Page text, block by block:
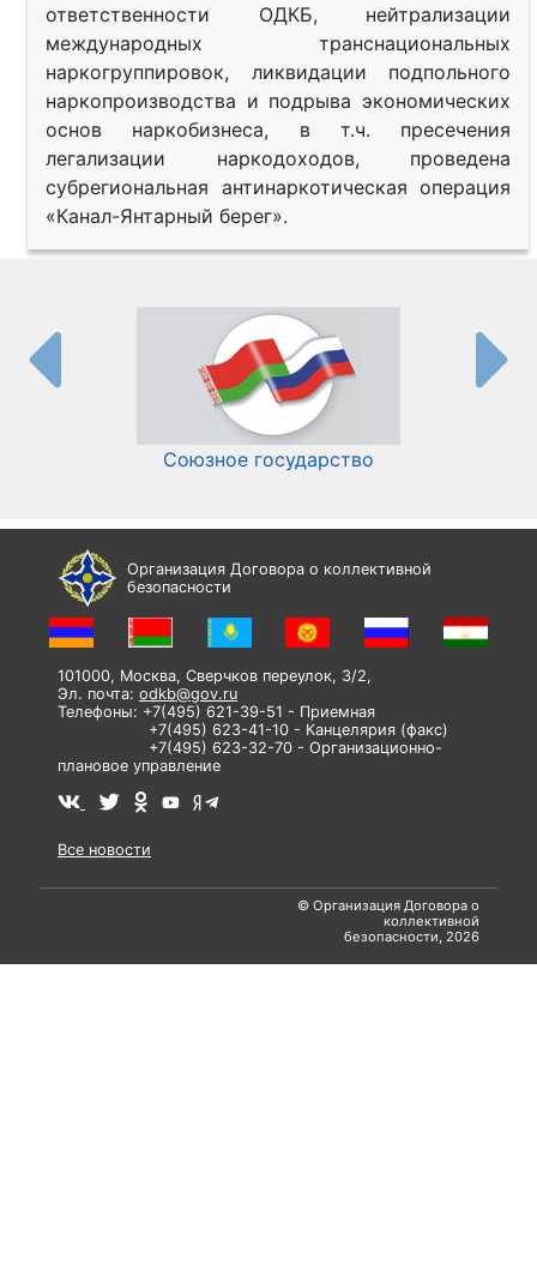
ответственности ОДКБ, нейтрализации
международных транснациональных
наркогруппировок, ликвидации подпольного
наркопроизводства и подрыва экономических
основ наркобизнеса, в т.ч. пресечения
легализации наркодоходов, проведена
субрегиональная антинаркотическая операция
«Канал-Янтарный берег».
Союзное государство
Организация Договора о коллективной
безопасности
101000, Москва, Сверчков переулок, 3/2,
Эл. почта: odkb@gov.ru
Телефоны: +7(495) 621-39-51 - Приемная
+7(495) 623-41-10 - Канцелярия (факс)
+7(495) 623-32-70 - Организационно-
плановое управление
Все новости
© Организация Договора о
коллективной
безопасности, 2026